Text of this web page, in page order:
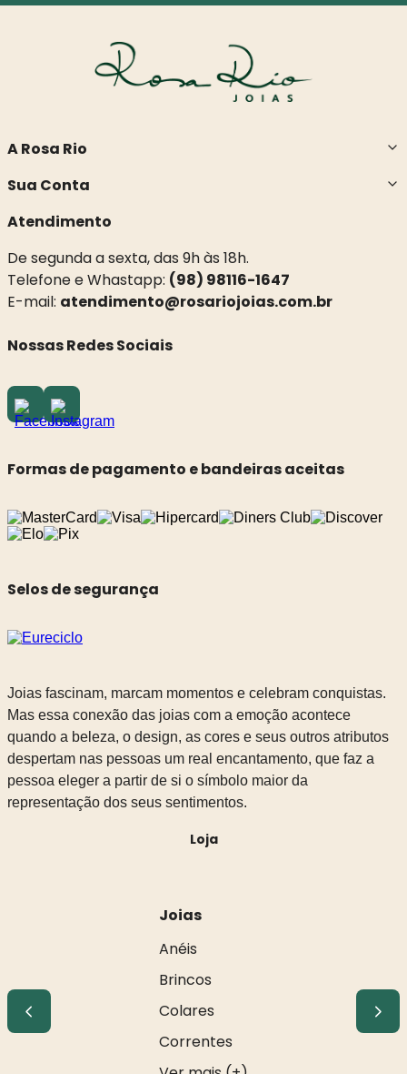
A Rosa Rio
Sua Conta
Atendimento
De segunda a sexta, das 9h às 18h.
Telefone e Whastapp: (98) 98116-1647
E-mail: atendimento@rosariojoias.com.br
Nossas Redes Sociais
Formas de pagamento e bandeiras aceitas
Selos de segurança
Joias fascinam, marcam momentos e celebram conquistas.
Mas essa conexão das joias com a emoção acontece
quando a beleza, o design, as cores e seus outros atributos
despertam nas pessoas um real encantamento, que faz a
pessoa eleger a partir de si o símbolo maior da
representação dos seus sentimentos.
Loja
Joias
Anéis
Brincos
Colares
Correntes